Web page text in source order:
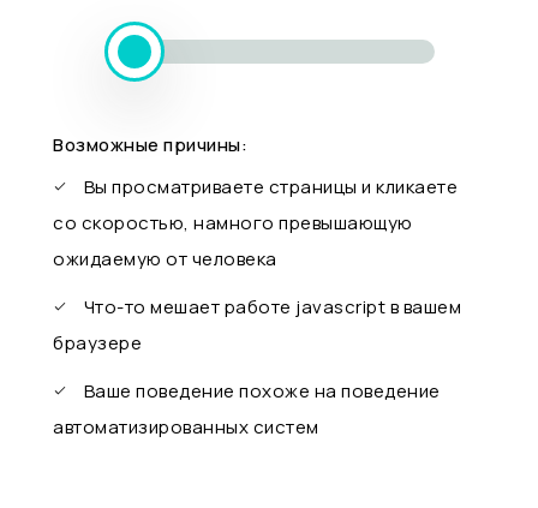
Возможные причины:
Вы просматриваете страницы и кликаете
со скоростью, намного превышающую
ожидаемую от человека
Что-то мешает работе javascript в вашем
браузере
Ваше поведение похоже на поведение
автоматизированных систем